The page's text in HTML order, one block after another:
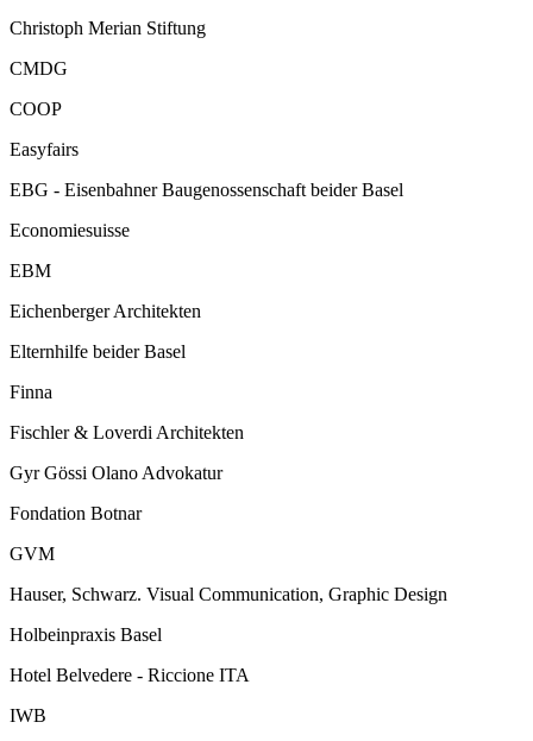
Christoph Merian Stiftung
CMDG
COOP
Easyfairs
EBG - Eisenbahner Baugenossenschaft beider Basel
Economiesuisse
EBM
Eichenberger Architekten
Elternhilfe beider Basel
Finna
Fischler & Loverdi Architekten
Gyr Gössi Olano Advokatur
Fondation Botnar
GVM
Hauser, Schwarz. Visual Communication, Graphic Design
Holbeinpraxis Basel
Hotel Belvedere - Riccione ITA
IWB